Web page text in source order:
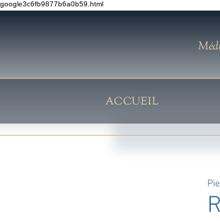
google3c6fb9877b6a0b59.html
ACCUEIL